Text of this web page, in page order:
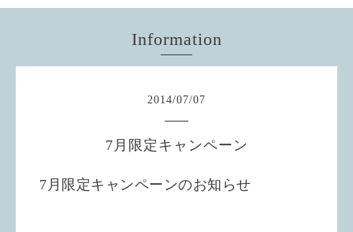
Information
2014/07/07
7月限定キャンペーン
7月限定キャンペーンのお知らせ